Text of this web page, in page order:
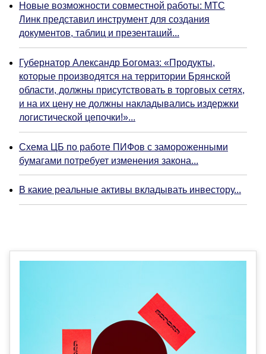
Новые возможности совместной работы: МТС
Линк представил инструмент для создания
документов, таблиц и презентаций...
Губернатор Александр Богомаз: «Продукты,
которые производятся на территории Брянской
области, должны присутствовать в торговых сетях,
и на их цену не должны накладывались издержки
логистической цепочки!»...
Схема ЦБ по работе ПИФов с замороженными
бумагами потребует изменения закона...
В какие реальные активы вкладывать инвестору...